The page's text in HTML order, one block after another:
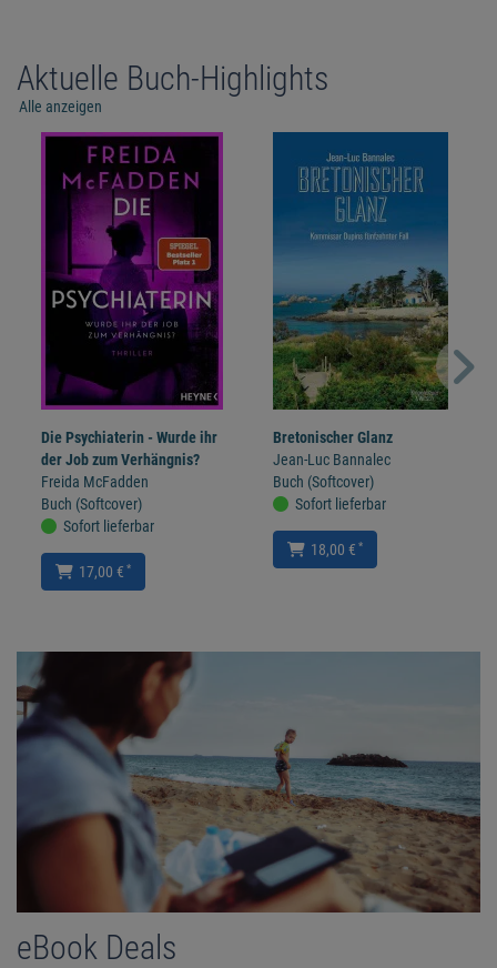
Aktuelle Buch-Highlights
Alle anzeigen
Die Psychiaterin - Wurde ihr
der Job zum Verhängnis?
Freida McFadden
Buch (Softcover)
Sofort lieferbar
17,00 € *
Bretonischer Glanz
Jean-Luc Bannalec
Buch (Softcover)
Sofort lieferbar
18,00 € *
eBook Deals